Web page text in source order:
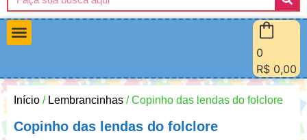
0
R$ 0,00
Início / Lembrancinhas / Copinho das lendas do folclore
Copinho das lendas do folclore